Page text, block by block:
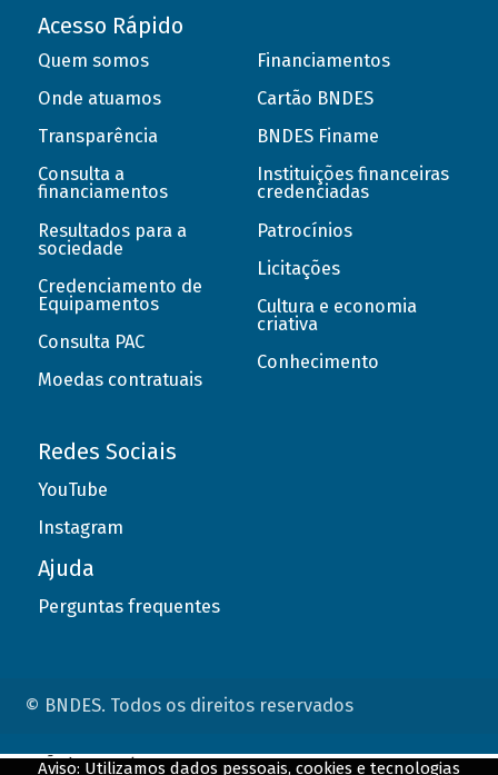
Acesso Rápido
Quem somos
Onde atuamos
Transparência
Consulta a
financiamentos
Resultados para a
sociedade
Credenciamento de
Equipamentos
Consulta PAC
Moedas contratuais
Financiamentos
Cartão BNDES
BNDES Finame
Instituições financeiras
credenciadas
Patrocínios
Licitações
Cultura e economia
criativa
Conhecimento
Redes Sociais
YouTube
Instagram
Ajuda
Perguntas frequentes
© BNDES. Todos os direitos reservados
Aviso: Utilizamos dados pessoais, cookies e tecnologias
ConteÃºdo complementar